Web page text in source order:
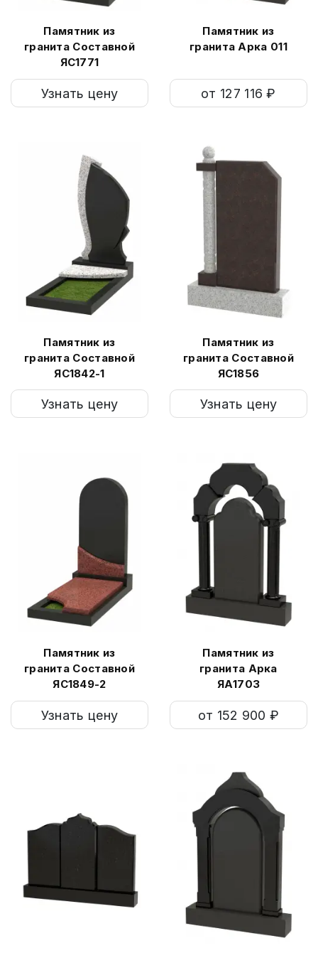
Памятник из
гранита Составной
ЯС1771
Узнать цену
Памятник из
гранита Арка 011
от 127 116 ₽
Памятник из
гранита Составной
ЯС1842-1
Узнать цену
Памятник из
гранита Составной
ЯС1856
Узнать цену
Памятник из
гранита Составной
ЯС1849-2
Узнать цену
Памятник из
гранита Арка
ЯА1703
от 152 900 ₽